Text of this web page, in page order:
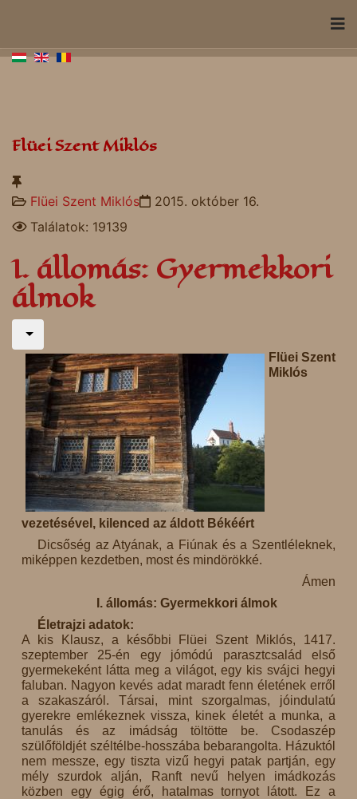
Flüei Szent Miklós
Flüei Szent Miklós
2015. október 16.
Találatok: 19139
I. állomás: Gyermekkori
álmok
Flüei Szent
Miklós
vezetésével, kilenced az áldott Békéért
Dicsőség az Atyának, a Fiúnak és a Szentléleknek,
miképpen kezdetben, most és mindörökké.
Ámen
I. állomás: Gyermekkori álmok
Életrajzi adatok:
A kis Klausz, a későbbi Flüei Szent Miklós, 1417.
szeptember 25-én egy jómódú parasztcsalád első
gyermekeként látta meg a világot, egy kis svájci hegyi
faluban. Nagyon kevés adat maradt fenn életének erről
a szakaszáról. Társai, mint szorgalmas, jóindulatú
gyerekre emlékeznek vissza, kinek életét a munka, a
tanulás és az imádság töltötte be. Csodaszép
szülőföldjét széltélbe-hosszába bebarangolta. Házuktól
nem messze, egy tiszta vizű hegyi patak partján, egy
mély szurdok alján, Ranft nevű helyen imádkozás
közben egy égig érő, hatalmas tornyot látott. Ez a